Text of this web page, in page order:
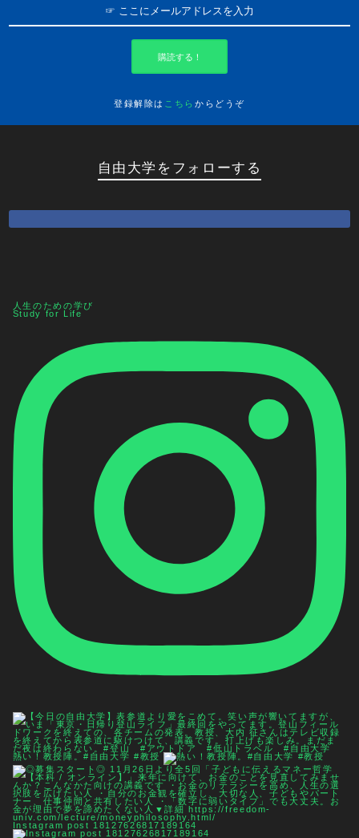
購読する！
登録解除は こちら からどうぞ
自由大学をフォローする
人生のための学び
Study for Life
熱い！教授陣。#自由大学 #教授
Instagram post 18127626817189164